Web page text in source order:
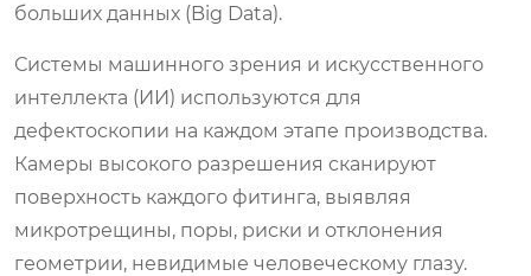
больших данных (Big Data).
Системы машинного зрения и искусственного
интеллекта (ИИ) используются для
дефектоскопии на каждом этапе производства.
Камеры высокого разрешения сканируют
поверхность каждого фитинга, выявляя
микротрещины, поры, риски и отклонения
геометрии, невидимые человеческому глазу.